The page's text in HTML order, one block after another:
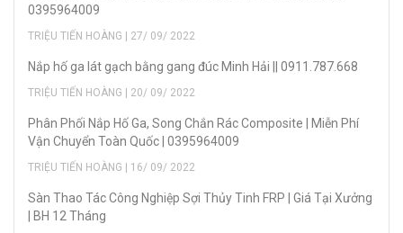
0395964009
TRIỆU TIẾN HOÀNG | 27/ 09/ 2022
Nắp hố ga lát gạch bằng gang đúc Minh Hải || 0911.787.668
TRIỆU TIẾN HOÀNG | 20/ 09/ 2022
Phân Phối Nắp Hố Ga, Song Chắn Rác Composite | Miễn Phí
Vận Chuyển Toàn Quốc | 0395964009
TRIỆU TIẾN HOÀNG | 16/ 09/ 2022
Sàn Thao Tác Công Nghiệp Sợi Thủy Tinh FRP | Giá Tại Xưởng
| BH 12 Tháng